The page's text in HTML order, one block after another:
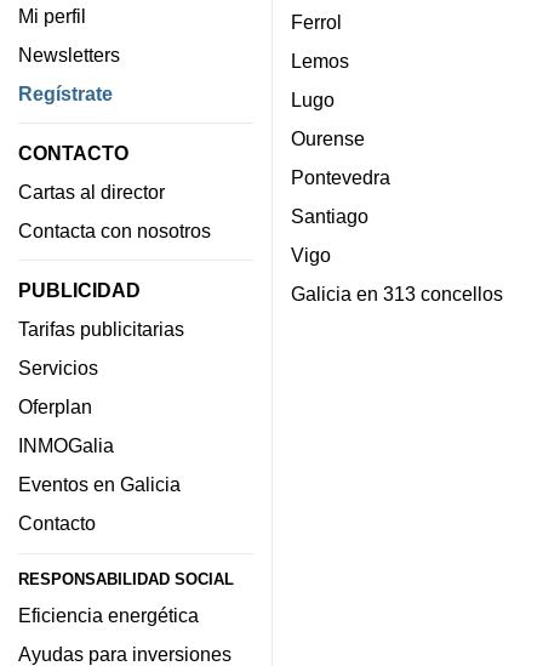
Mi perfil
Newsletters
Regístrate
CONTACTO
Cartas al director
Contacta con nosotros
PUBLICIDAD
Tarifas publicitarias
Servicios
Oferplan
INMOGalia
Eventos en Galicia
Contacto
RESPONSABILIDAD SOCIAL
Eficiencia energética
Ayudas para inversiones
Ferrol
Lemos
Lugo
Ourense
Pontevedra
Santiago
Vigo
Galicia en 313 concellos